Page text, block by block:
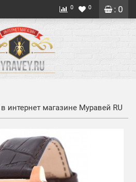
: 0
0 0
интернет магазине Муравей RU